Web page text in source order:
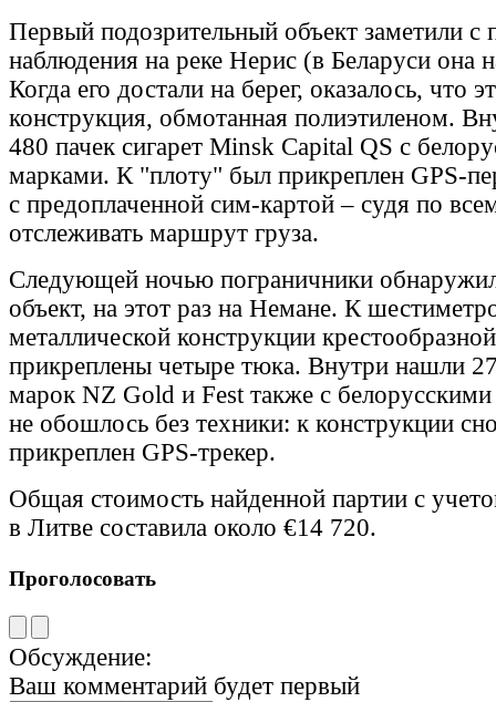
Первый подозрительный объект заметили
наблюдения на реке Нерис (в Беларуси она
Когда его достали на берег, оказалось, что
конструкция, обмотанная полиэтиленом.
480 пачек сигарет Minsk Capital QS с
марками. К "плоту" был прикреплен GPS-
с предоплаченной сим-картой – судя по
отслеживать маршрут груза.
Следующей ночью пограничники
объект, на этот раз на Немане. К
металлической конструкции
прикреплены четыре тюка. Внутри нашли
марок NZ Gold и Fest также с
не обошлось без техники: к конструкции
прикреплен GPS-трекер.
Общая стоимость найденной партии с
в Литве составила около €14 720.
Проголосовать
Обсуждение:
Ваш комментарий будет первый